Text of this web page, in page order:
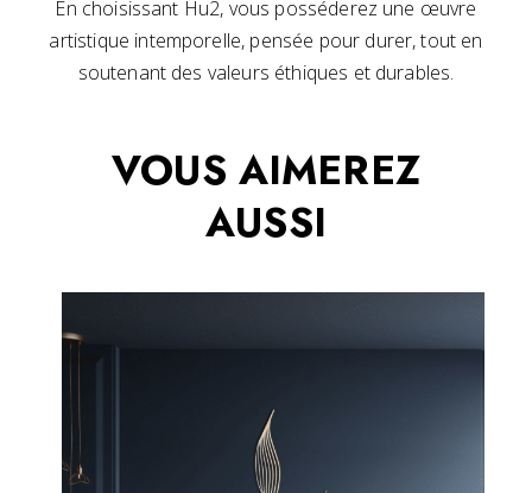
En choisissant Hu2, vous posséderez une œuvre
artistique intemporelle, pensée pour durer, tout en
soutenant des valeurs éthiques et durables.
VOUS AIMEREZ
AUSSI